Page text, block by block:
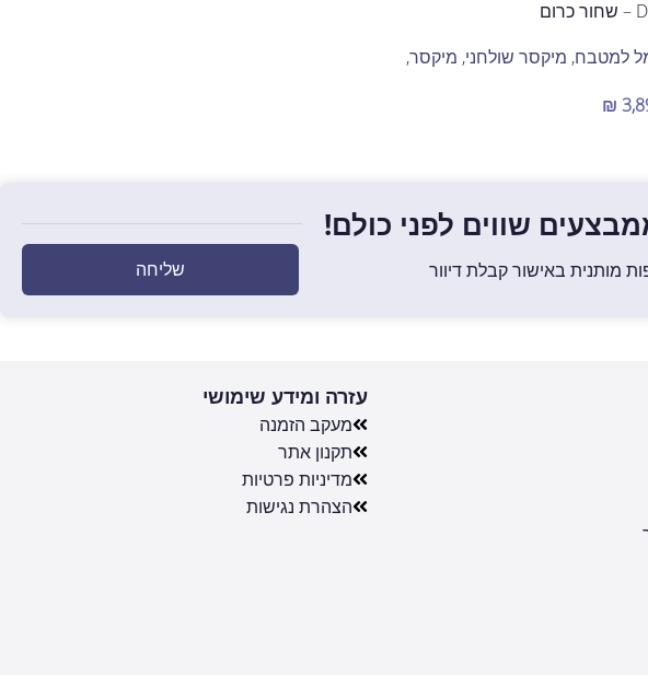
למטבח, מיקסר שולחני, מיקסר,
₪
שווים לפני כולם!
מותנית באישור קבלת דיוור שליחה
עזרה ומידע שימושי
מעקב הזמנה
תקנון אתר
מדיניות פרטיות
הצהרת נגישות